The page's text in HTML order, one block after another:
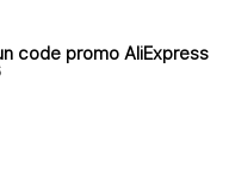
code promo AliExpress